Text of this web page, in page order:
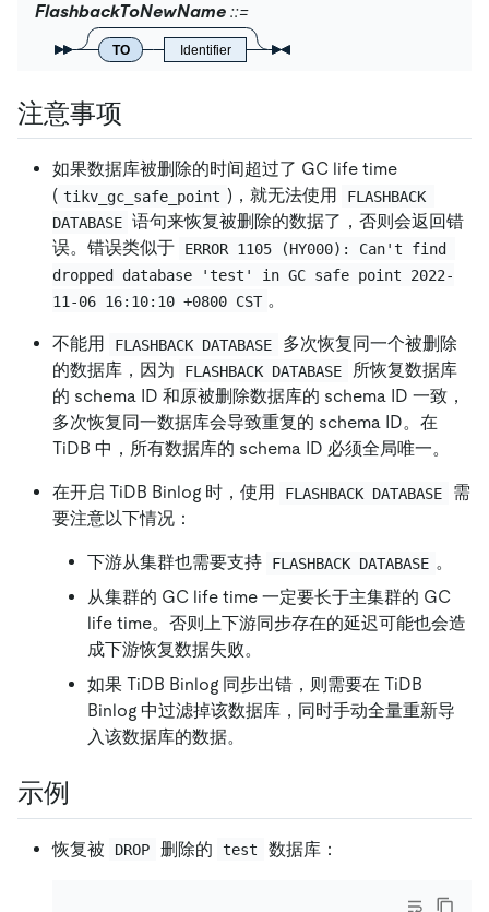
FlashbackToNewName
TO Identifier
注意事项
如果数据库被删除的时间超过了 GC life time
( tikv_gc_safe_point )，就无法使用
FLASHBACK
DATABASE 语句来恢复被删除的数据了，否则会返回错
误。错误类似于
ERROR 1105 (HY000): Can't find
dropped database 'test' in GC safe point 2022-
11-06 16:10:10 +0800 CST 。
不能用 FLASHBACK DATABASE
多次恢复同一个被删除
的数据库，因为
FLASHBACK DATABASE
所恢复数据库
的 schema ID 和原被删除数据库的 schema ID 一致，
多次恢复同一数据库会导致重复的 schema ID。在
TiDB 中，所有数据库的 schema ID 必须全局唯一。
在开启 TiDB Binlog 时，使用 FLASHBACK DATABASE
需
要注意以下情况：
下游从集群也需要支持 FLASHBACK DATABASE 。
从集群的 GC life time 一定要长于主集群的 GC
life time。否则上下游同步存在的延迟可能也会造
成下游恢复数据失败。
如果 TiDB Binlog 同步出错，则需要在 TiDB
Binlog 中过滤掉该数据库，同时手动全量重新导
入该数据库的数据。
示例
恢复被 DROP 删除的 test 数据库：